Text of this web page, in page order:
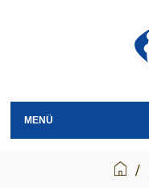
MENÜ
/